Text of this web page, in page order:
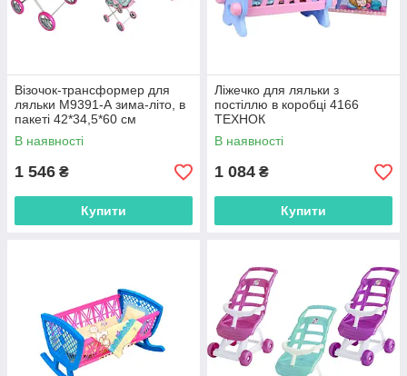
Візочок-трансформер для
ляльки М9391-А зима-літо, в
пакеті 42*34,5*60 см
В наявності
1 546 ₴
Купити
Ліжечко для ляльки з
постіллю в коробці 4166
ТЕХНОК
В наявності
1 084 ₴
Купити